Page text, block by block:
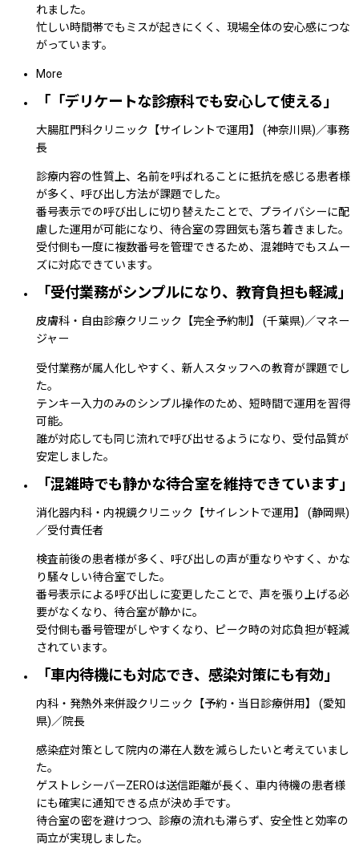
れました。
忙しい時間帯でもミスが起きにくく、現場全体の安心感につな
がっています。
More
「「デリケートな診療科でも安心して使える」
大腸肛門科クリニック【サイレントで運用】 (神奈川県)／事務
長
診療内容の性質上、名前を呼ばれることに抵抗を感じる患者様
が多く、呼び出し方法が課題でした。
番号表示での呼び出しに切り替えたことで、プライバシーに配
慮した運用が可能になり、待合室の雰囲気も落ち着きました。
受付側も一度に複数番号を管理できるため、混雑時でもスムー
ズに対応できています。
「受付業務がシンプルになり、教育負担も軽減」
皮膚科・自由診療クリニック【完全予約制】 (千葉県)／マネー
ジャー
受付業務が属人化しやすく、新人スタッフへの教育が課題でし
た。
テンキー入力のみのシンプル操作のため、短時間で運用を習得
可能。
誰が対応しても同じ流れで呼び出せるようになり、受付品質が
安定しました。
「混雑時でも静かな待合室を維持できています」
消化器内科・内視鏡クリニック【サイレントで運用】
(静岡県)
／受付責任者
検査前後の患者様が多く、呼び出しの声が重なりやすく、かな
り騒々しい待合室でした。
番号表示による呼び出しに変更したことで、声を張り上げる必
要がなくなり、待合室が静かに。
受付側も番号管理がしやすくなり、ピーク時の対応負担が軽減
されています。
「車内待機にも対応でき、感染対策にも有効」
内科・発熱外来併設クリニック【予約・当日診療併用】
(愛知
県)／院長
感染症対策として院内の滞在人数を減らしたいと考えていまし
た。
ゲストレシーバーZEROは送信距離が長く、車内待機の患者様
にも確実に通知できる点が決め手です。
待合室の密を避けつつ、診療の流れも滞らず、安全性と効率の
両立が実現しました。